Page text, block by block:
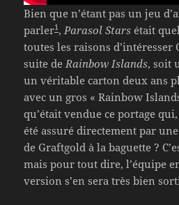
Bien que n’étant pas un jeu
parler1 , Parasol Stars était
toutes les raisons d’intéresser
suite de Rainbow Islands, soit
un véritable carton deux ans
avec un gros « Rainbow
qu’était vendue ce portage
été assuré directement par
de Graftgold à la baguette ?
mais pour tout dire, l’équipe
version s’en sera très bien